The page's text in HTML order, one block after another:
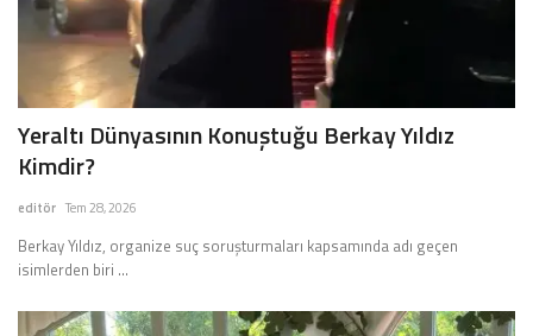
Yeraltı Dünyasının Konuştuğu Berkay Yıldız
Kimdir?
editör Tem 28, 2026
Berkay Yıldız, organize suç soruşturmaları kapsamında adı geçen
isimlerden biri ...